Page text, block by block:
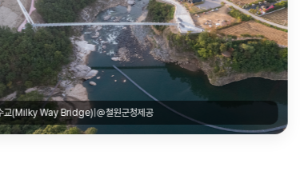
교(Milky Way Bridge)|@철원군청제공